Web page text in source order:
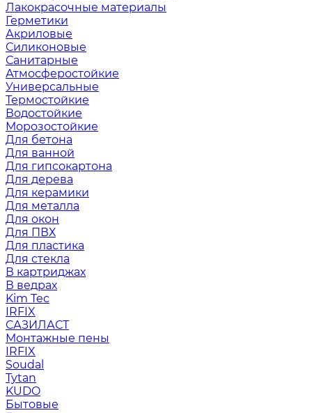
Лакокрасочные материалы
Герметики
Акриловые
Силиконовые
Санитарные
Атмосферостойкие
Универсальные
Термостойкие
Водостойкие
Морозостойкие
Для бетона
Для ванной
Для гипсокартона
Для дерева
Для керамики
Для металла
Для окон
Для ПВХ
Для пластика
Для стекла
В картриджах
В ведрах
Kim Tec
IRFIX
САЗИЛАСТ
Монтажные пены
IRFIX
Soudal
Tytan
KUDO
Бытовые